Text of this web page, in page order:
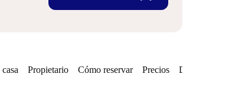
Propietario Cómo reservar Precios Disponibilidades